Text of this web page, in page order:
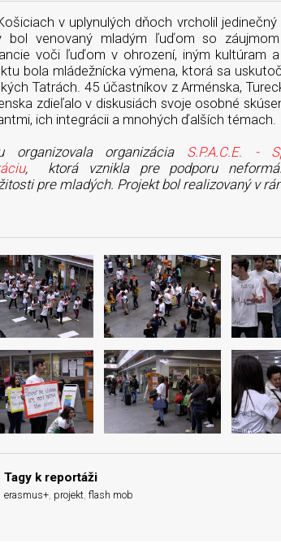
v uplynulých dňoch vrcholil
bol venovaný mladým ľuďom so
voči ľuďom v ohrození, iným kultúram
bola mládežnícka výmena, ktorá sa
Tatrách. 45 účastníkov z Arménska,
zdieľalo v diskusiách svoje osobné
ich integrácii a mnohých ďalších témach.
organizovala organizácia S.P.A.C.E. -
, ktorá vznikla pre podporu
pre mladých. Projekt bol realizovaný v
Tagy k reportáži
erasmus+ projekt flash mob